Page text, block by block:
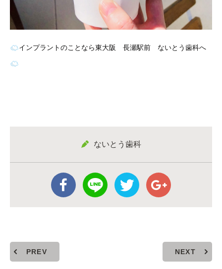
インプラントのことなら東大阪 長瀬駅前 ないとう歯科へ
ないとう歯科
PREV NEXT